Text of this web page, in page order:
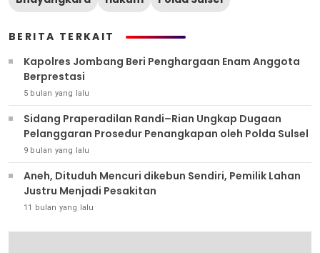
BERITA TERKAIT
Kapolres Jombang Beri Penghargaan Enam Anggota
Berprestasi
5 bulan yang lalu
Sidang Praperadilan Randi–Rian Ungkap Dugaan
Pelanggaran Prosedur Penangkapan oleh Polda Sulsel
9 bulan yang lalu
Aneh, Dituduh Mencuri dikebun Sendiri, Pemilik Lahan
Justru Menjadi Pesakitan
11 bulan yang lalu